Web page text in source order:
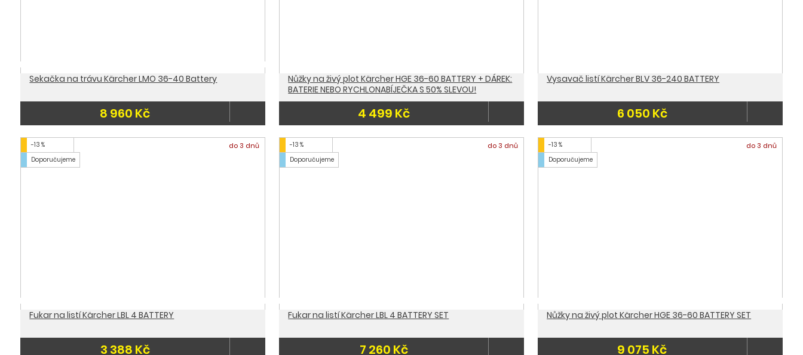
Sekačka na trávu Kärcher LMO 36-40 Battery
8 960 Kč
Nůžky na živý plot Kärcher HGE 36-60 BATTERY + DÁREK:
BATERIE NEBO RYCHLONABÍJEČKA S 50% SLEVOU!
4 499 Kč
Vysavač listí Kärcher BLV 36-240 BATTERY
6 050 Kč
-13 %
Doporučujeme
do 3 dnů
Fukar na listí Kärcher LBL 4 BATTERY
3 388 Kč
-13 %
Doporučujeme
do 3 dnů
Fukar na listí Kärcher LBL 4 BATTERY SET
7 260 Kč
-13 %
Doporučujeme
do 3 dnů
Nůžky na živý plot Kärcher HGE 36-60 BATTERY SET
9 075 Kč